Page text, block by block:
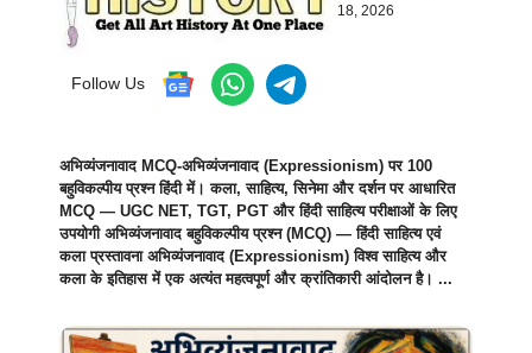
18, 2026
Follow Us
अभिव्यंजनावाद MCQ-अभिव्यंजनावाद (Expressionism) पर 100
बहुविकल्पीय प्रश्न हिंदी में। कला, साहित्य, सिनेमा और दर्शन पर आधारित
MCQ — UGC NET, TGT, PGT और हिंदी साहित्य परीक्षाओं के लिए
उपयोगी अभिव्यंजनावाद बहुविकल्पीय प्रश्न (MCQ) — हिंदी साहित्य एवं
कला प्रस्तावना अभिव्यंजनावाद (Expressionism) विश्व साहित्य और
कला के इतिहास में एक अत्यंत महत्वपूर्ण और क्रांतिकारी आंदोलन है। ...